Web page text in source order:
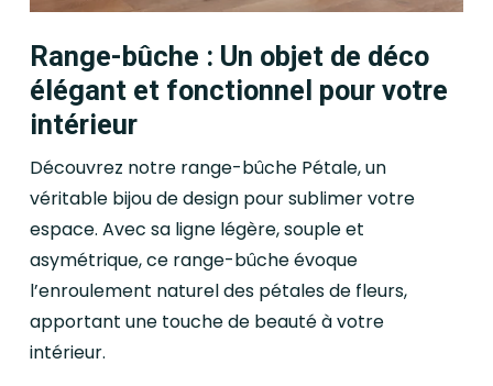
Range-bûche : Un objet de déco
élégant et fonctionnel pour votre
intérieur
Découvrez notre range-bûche Pétale, un
véritable bijou de design pour sublimer votre
espace. Avec sa ligne légère, souple et
asymétrique, ce range-bûche évoque
l’enroulement naturel des pétales de fleurs,
apportant une touche de beauté à votre
intérieur.